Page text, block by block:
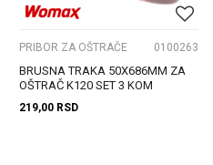
PRIBOR ZA OŠTRAČE 0100263
BRUSNA TRAKA 50X686MM ZA
OŠTRAČ K120 SET 3 KOM
219,00 RSD